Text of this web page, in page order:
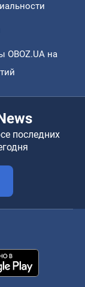
OBOZ.UA на
последних